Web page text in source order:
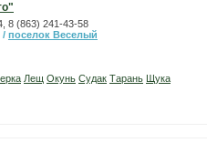
8 (863) 241-43-58
/ поселок Веселый
Лещ Окунь Судак Тарань Щука